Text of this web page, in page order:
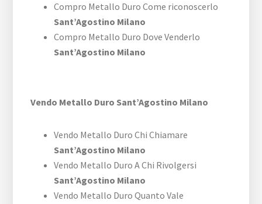
Compro Metallo Duro Come riconoscerlo
Sant’Agostino Milano
Compro Metallo Duro Dove Venderlo
Sant’Agostino Milano
Vendo Metallo Duro Sant’Agostino Milano
Vendo Metallo Duro Chi Chiamare
Sant’Agostino Milano
Vendo Metallo Duro A Chi Rivolgersi
Sant’Agostino Milano
Vendo Metallo Duro Quanto Vale